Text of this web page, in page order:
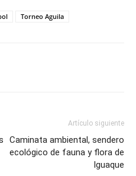
Torneo Aguila
Artículo siguiente
Caminata ambiental, sendero
ecológico de fauna y flora de
Iguaque